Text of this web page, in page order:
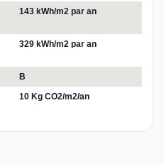
143 kWh/m2 par an
329 kWh/m2 par an
B
10 Kg CO2/m2/an